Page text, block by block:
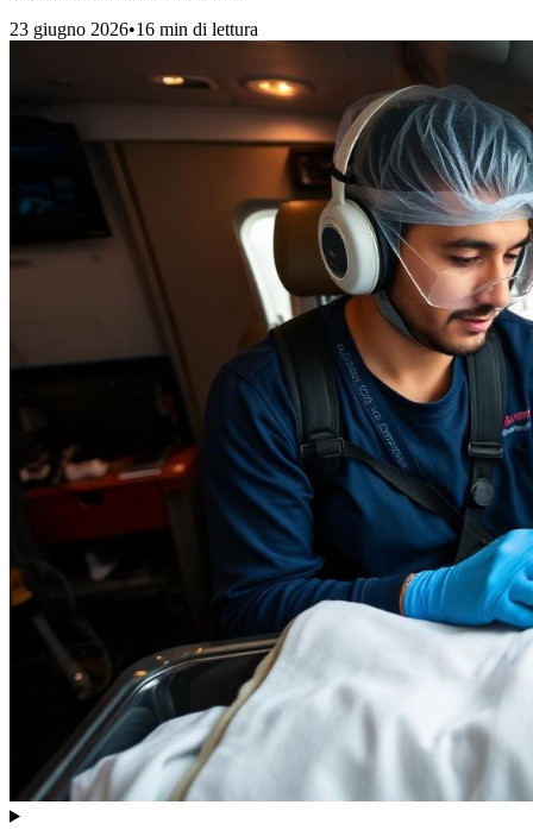
23 giugno 2026•16 min di lettura